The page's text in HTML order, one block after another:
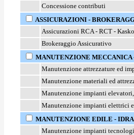
Concessione contributi
ASSICURAZIONI -
Assicurazioni RCA - RCT -
Brokeraggio Assicurativo
MANUTENZIONE
Manutenzione attrezzature ed
Manutenzione materiali ed
Manutenzione impianti
Manutenzione impianti elettrici
MANUTENZIONE EDILE -
Manutenzione impianti